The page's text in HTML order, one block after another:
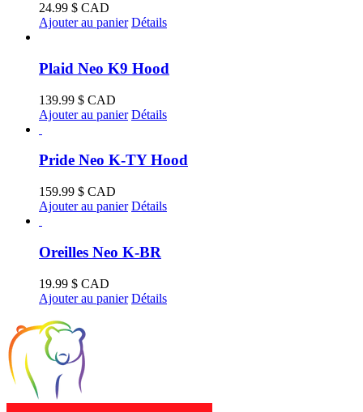
24.99 $ CAD
Ajouter au panier Détails
Plaid Neo K9 Hood
139.99 $ CAD
Ajouter au panier Détails
Pride Neo K-TY Hood
159.99 $ CAD
Ajouter au panier Détails
Oreilles Neo K-BR
19.99 $ CAD
Ajouter au panier Détails